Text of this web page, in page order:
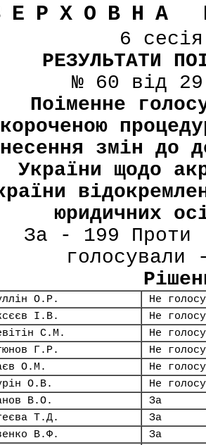
6
РЕЗУЛЬТАТИ
№ 60 від
Поіменне
змін до
України щодо
юридичних
За - 199 Проти
О.Р.
Не
І.В.
Не
С.М.
Не
Г.Р.
Не
О.М.
Не
О.В.
Не
В.О.
За
Т.Д.
За
В.Ф.
За